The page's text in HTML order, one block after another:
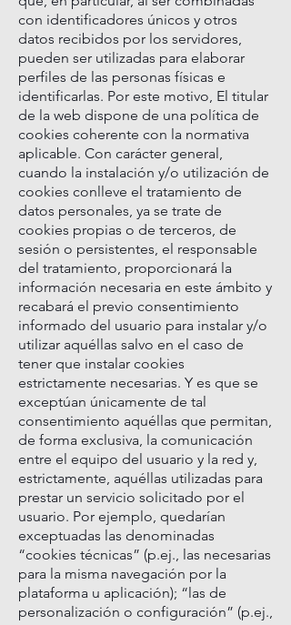
con identificadores únicos y otros
datos recibidos por los servidores,
pueden ser utilizadas para elaborar
perfiles de las personas físicas e
identificarlas. Por este motivo, El titular
de la web dispone de una política de
cookies coherente con la normativa
aplicable. Con carácter general,
cuando la instalación y/o utilización de
cookies conlleve el tratamiento de
datos personales, ya se trate de
cookies propias o de terceros, de
sesión o persistentes, el responsable
del tratamiento, proporcionará la
información necesaria en este ámbito y
recabará el previo consentimiento
informado del usuario para instalar y/o
utilizar aquéllas salvo en el caso de
tener que instalar cookies
estrictamente necesarias. Y es que se
exceptúan únicamente de tal
consentimiento aquéllas que permitan,
de forma exclusiva, la comunicación
entre el equipo del usuario y la red y,
estrictamente, aquéllas utilizadas para
prestar un servicio solicitado por el
usuario. Por ejemplo, quedarían
exceptuadas las denominadas
“cookies técnicas” (p.ej., las necesarias
para la misma navegación por la
plataforma u aplicación); “las de
personalización o configuración” (p.ej.,